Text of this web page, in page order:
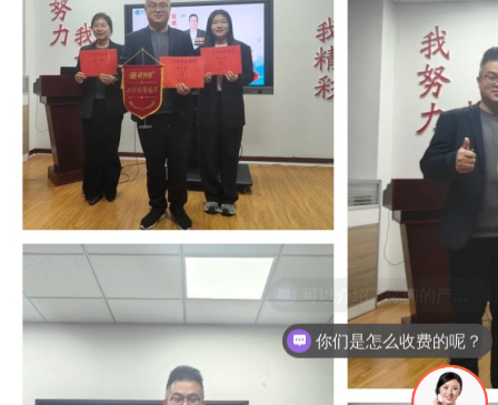
你们是怎么收费的呢？
现在有优惠活动么？